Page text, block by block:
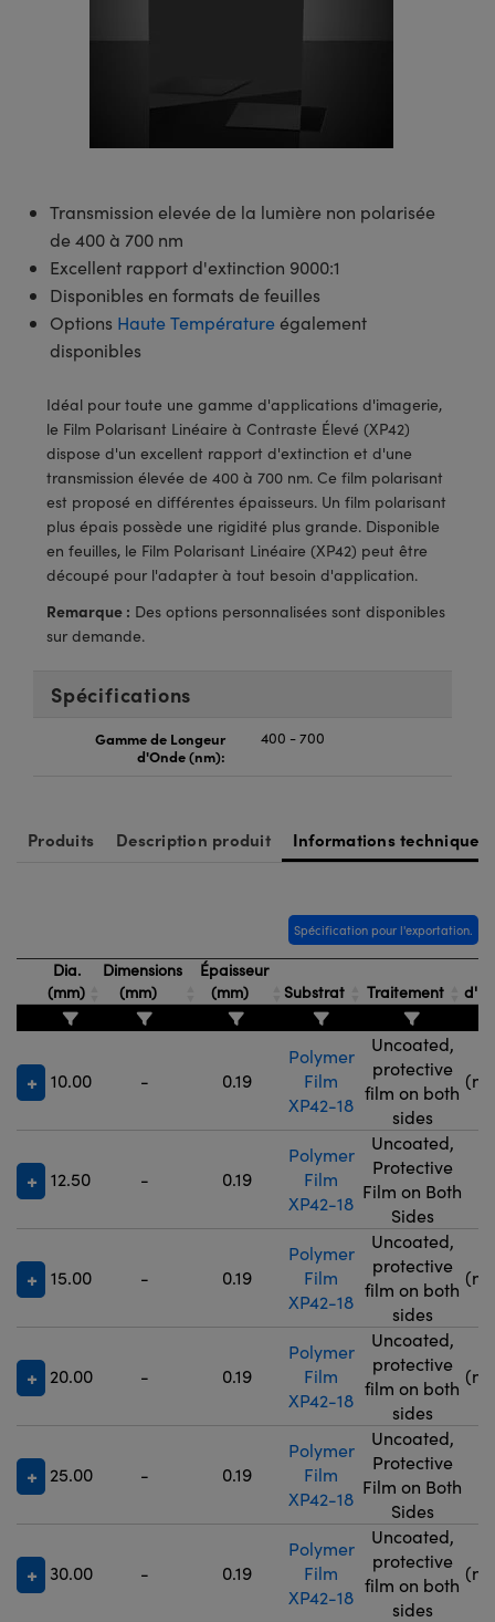
Optiques Traités par
Ionique
Optiques
Laser
Microscope
Modulaires Zoom
la Microscopie
Micromètres
de Microscopie
ou Coupleurs
de Poche ou à Mesure Directe
: Microscopie
et Composants
pour Caméras
: Caméras
Optiques Actifs
matériaux au laser
Development Systems
Optical
Optiques Lightpath®
Labs™
de Série: Laboratoire ou
Transmission elevée de la lumière non polarisée
de 400 à 700 nm
Excellent rapport d'extinction 9000:1
Disponibles en formats de feuilles
Options Haute Températureégalement
disponibles
Idéal pour toute une gamme d'applications d'imagerie,
le Film Polarisant Linéaire à Contraste Élevé (XP42)
dispose d'un excellent rapport d'extinction et d'une
transmission élevée de 400 à 700 nm. Ce film polarisant
est proposé en différentes épaisseurs. Un film polarisant
plus épais possède une rigidité plus grande. Disponible
en feuilles, le Film Polarisant Linéaire (XP42) peut être
découpé pour l'adapter à tout besoin d'application.
Remarque : Des options personnalisées sont disponibles
sur demande.
Spécifications
Gamme de Longeur
d'Onde (nm):
400 - 700
Produits Description produit Informations techniques
Spécification pour l'exportation.
Dia.
(mm)
Dimensions
(mm)
Épaisseur
(mm)
Substrat Traitement
10.00 - 0.19
Polymer
Film
XP42-18
Uncoated,
protective
film on both
sides
12.50 - 0.19
Polymer
Film
XP42-18
Uncoated,
Protective
Film on Both
Sides
15.00 - 0.19
Polymer
Film
XP42-18
Uncoated,
protective
film on both
sides
20.00 - 0.19
Polymer
Film
XP42-18
Uncoated,
protective
film on both
sides
25.00 - 0.19
Polymer
Film
XP42-18
Uncoated,
Protective
Film on Both
Sides
30.00 - 0.19
Polymer
Film
XP42-18
Uncoated,
protective
film on both
sides